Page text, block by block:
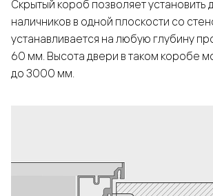
Скрытый короб позволяет установить
наличников в одной плоскости со
устанавливается на любую глубину
60 мм. Высота двери в таком коробе
до 3000 мм.